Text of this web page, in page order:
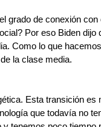
grado de conexión
Por eso Biden dijo
Como lo que
la clase media.
Esta transición es
que todavía no